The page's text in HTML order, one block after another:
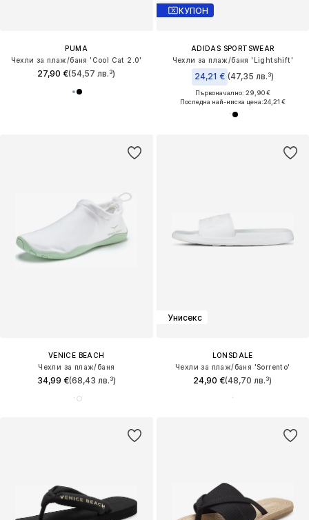
PUMA
Чехли за плаж/баня 'Cool Cat 2.0'
27,90 €(54,57 лв.³)
КУПОН
ADIDAS SPORTSWEAR
Чехли за плаж/баня 'Lightshift'
24,21 € (47,35 лв.³)
Първоначално: 29,90 €
Последна най-ниска цена:24,21 €
VENICE BEACH
Чехли за плаж/баня
34,99 €(68,43 лв.³)
Унисекс
LONSDALE
Чехли за плаж/баня 'Sorrento'
24,90 €(48,70 лв.³)